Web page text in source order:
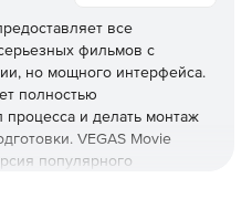
все
фильмов с
но мощного интерфейса.
полностью
процесса и делать монтаж
VEGAS Movie
популярного